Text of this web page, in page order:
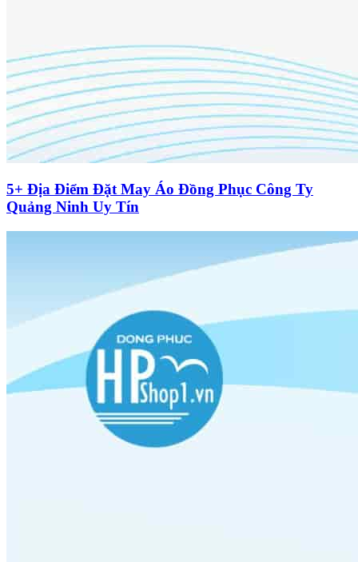
5+ Địa Điểm Đặt May Áo Đồng Phục Công Ty
Quảng Ninh Uy Tín